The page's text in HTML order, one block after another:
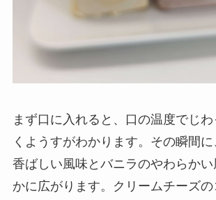
まず口に入れると、口の温度でじ
くようすがわかります。その瞬間
香ばしい風味とバニラのやわらか
かに広がります。クリームチーズの